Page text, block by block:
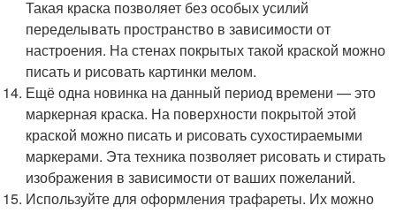
Такая краска позволяет без особых усилий
переделывать пространство в зависимости от
настроения. На стенах покрытых такой краской можно
писать и рисовать картинки мелом.
Ещё одна новинка на данный период времени — это
маркерная краска. На поверхности покрытой этой
краской можно писать и рисовать сухостираемыми
маркерами. Эта техника позволяет рисовать и стирать
изображения в зависимости от ваших пожеланий.
Используйте для оформления трафареты. Их можно